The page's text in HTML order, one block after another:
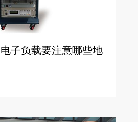
子负载要注意哪些地